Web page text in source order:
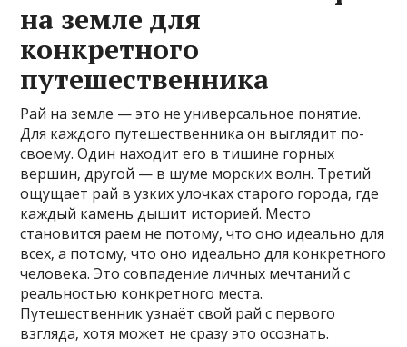
на земле для
конкретного
путешественника
Рай на земле — это не универсальное понятие.
Для каждого путешественника он выглядит по-
своему. Один находит его в тишине горных
вершин‚ другой — в шуме морских волн. Третий
ощущает рай в узких улочках старого города‚ где
каждый камень дышит историей. Место
становится раем не потому‚ что оно идеально для
всех‚ а потому‚ что оно идеально для конкретного
человека. Это совпадение личных мечтаний с
реальностью конкретного места.
Путешественник узнаёт свой рай с первого
взгляда‚ хотя может не сразу это осознать.